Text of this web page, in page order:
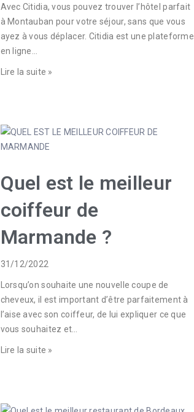
Avec Citidia, vous pouvez trouver l’hôtel parfait
à Montauban pour votre séjour, sans que vous
ayez à vous déplacer. Citidia est une plateforme
en ligne…
Lire la suite »
Quel est le meilleur
coiffeur de
Marmande ?
31/12/2022
Lorsqu’on souhaite une nouvelle coupe de
cheveux, il est important d’être parfaitement à
l’aise avec son coiffeur, de lui expliquer ce que
vous souhaitez et…
Lire la suite »